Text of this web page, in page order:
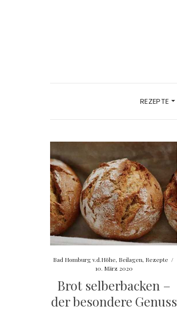
REZEPTE
Bad Homburg v.d.Höhe, Beilagen, Rezepte /
10. März 2020
Brot selberbacken –
der besondere Genuss